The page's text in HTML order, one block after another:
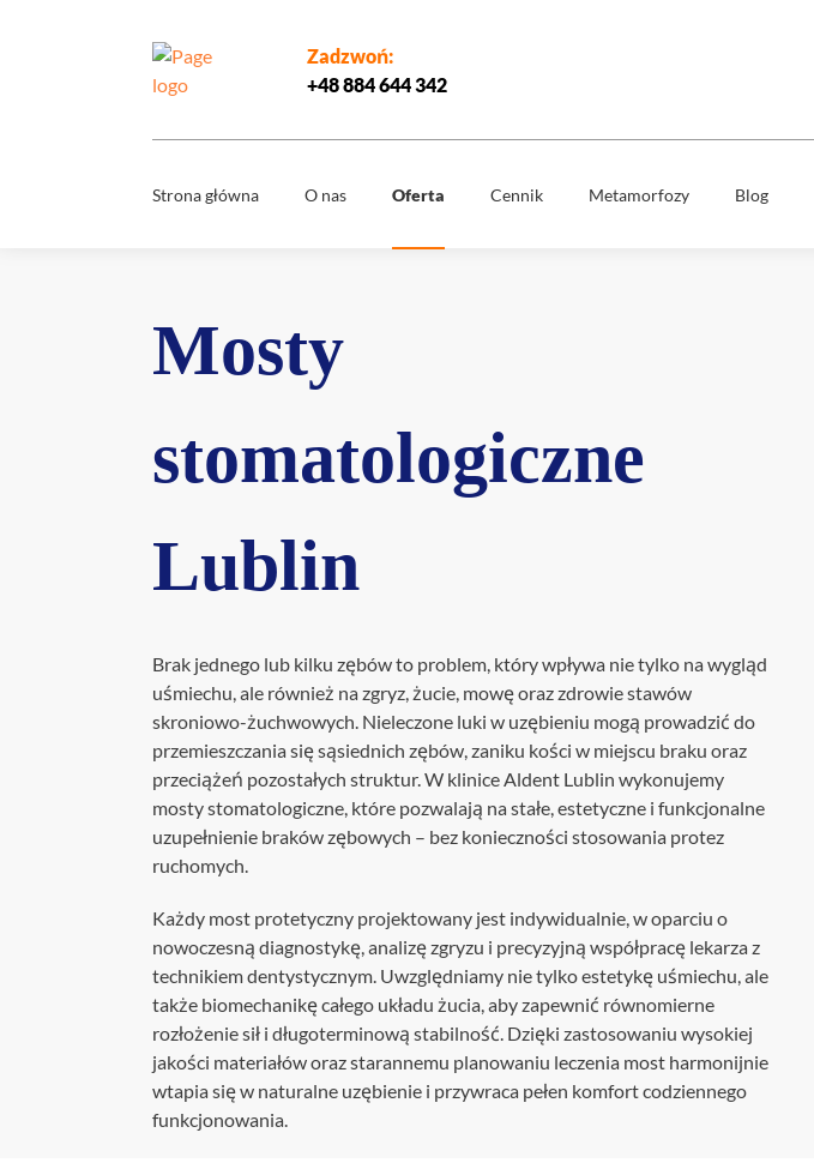
Zadzwoń:
+48 884 644 342
Strona główna O nas Oferta
Wybielanie
zębów
Diagnostyka
Fizjoterapia
Laseroterapia
Medycyna
estetyczna
Bonding
zębów
Leczenie
bruksizmu
Cennik Metamorfozy Blog
Mosty
stomatologiczne
Lublin
Brak jednego lub kilku zębów to problem, który wpływa nie tylko na wygląd
uśmiechu, ale również na zgryz, żucie, mowę oraz zdrowie stawów
skroniowo-żuchwowych. Nieleczone luki w uzębieniu mogą prowadzić do
przemieszczania się sąsiednich zębów, zaniku kości w miejscu braku oraz
przeciążeń pozostałych struktur. W klinice Aldent Lublin wykonujemy
mosty stomatologiczne, które pozwalają na stałe, estetyczne i funkcjonalne
uzupełnienie braków zębowych – bez konieczności stosowania protez
ruchomych.
Każdy most protetyczny projektowany jest indywidualnie, w oparciu o
nowoczesną diagnostykę, analizę zgryzu i precyzyjną współpracę lekarza z
technikiem dentystycznym. Uwzględniamy nie tylko estetykę uśmiechu, ale
także biomechanikę całego układu żucia, aby zapewnić równomierne
rozłożenie sił i długoterminową stabilność. Dzięki zastosowaniu wysokiej
jakości materiałów oraz starannemu planowaniu leczenia most harmonijnie
wtapia się w naturalne uzębienie i przywraca pełen komfort codziennego
funkcjonowania.